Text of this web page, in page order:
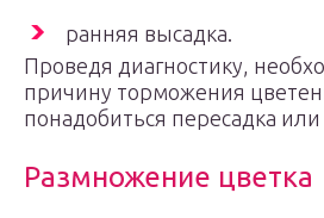
ранняя высадка.
Проведя диагностику,
причину торможения
понадобиться пересадка
Размножение цветка